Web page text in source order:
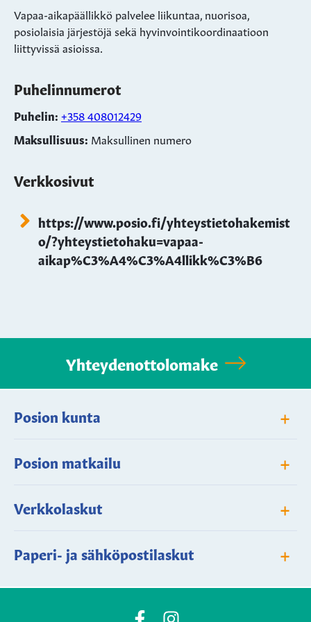
Vapaa-aikapäällikkö palvelee liikuntaa, nuorisoa,
posiolaisia järjestöjä sekä hyvinvointikoordinaatioon
liittyvissä asioissa.
Puhelinnumerot
Puhelin: +358 408012429
Maksullisuus: Maksullinen numero
Verkkosivut
https://www.posio.fi/yhteystietohakemist
o/?yhteystietohaku=vapaa-
aikap%C3%A4%C3%A4llikk%C3%B6
Yhteydenottolomake
Posion kunta +
Posion matkailu +
Verkkolaskut +
Paperi- ja sähköpostilaskut +